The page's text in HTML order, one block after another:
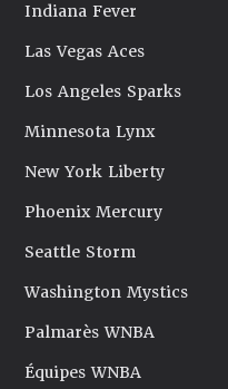
Indiana Fever
Las Vegas Aces
Los Angeles Sparks
Minnesota Lynx
New York Liberty
Phoenix Mercury
Seattle Storm
Washington Mystics
Palmarès WNBA
Équipes WNBA